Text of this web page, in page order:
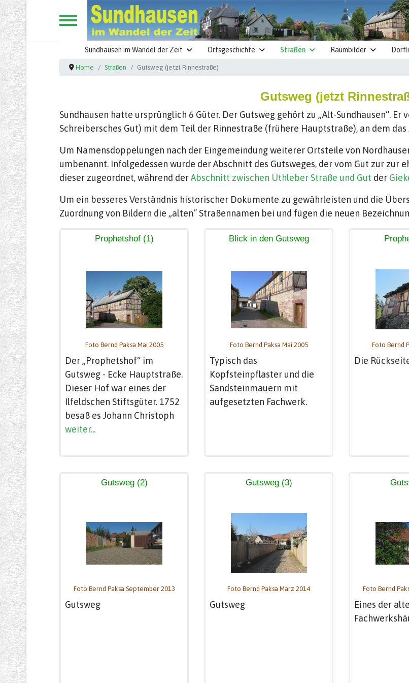
Sundhausen im Wandel der Zeit Ortsgeschichte Straßen Raumbilder
Home Straßen Gutsweg (jetzt Rinnestraße)
Gutsweg (jetzt
Sundhausen hatte ursprünglich 6 Güter. Der Gutsweg gehört zu „Alt-Sundhausen“.
Schreibersches Gut) mit dem Teil der Rinnestraße (frühere Hauptstraße), an dem
Um Namensdoppelungen nach der Eingemeindung weiterer Ortsteile von
umbenannt. Infolgedessen wurde der Abschnitt des Gutsweges, der vom Gut zur zur
dieser zugeordnet, während derAbschnitt zwischen Uthleber Straße und Gut der
Um ein besseres Verständnis historischer Dokumente zu gewährleisten und die
Zuordnung von Bildern die „alten“ Straßennamen bei und fügen die neuen
Prophetshof (1)
Foto Bernd Paksa Mai 2005
Der „Prophetshof“ im
Gutsweg - Ecke Hauptstraße.
Dieser Hof war eines der
Ilfeldschen Stiftsgüter. 1752
besaß es Johann Christoph
weiter...
Blick in den Gutsweg
Foto Bernd Paksa Mai 2005
Typisch das
Kopfsteinpflaster und die
Sandsteinmauern mit
aufgesetzten Fachwerk.
Foto Bernd
Die
Gutsweg (2)
Foto Bernd Paksa September 2013
Gutsweg
Gutsweg (3)
Foto Bernd Paksa März 2014
Gutsweg
Foto Bernd
Eines der